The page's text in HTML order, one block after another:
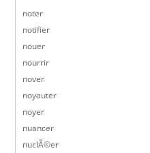
noter
notifier
nouer
nourrir
nover
noyauter
noyer
nuancer
nuclÃ©er